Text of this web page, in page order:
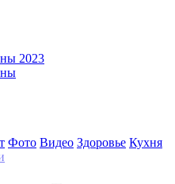
2023
Фото Видео Здоровье Кухня